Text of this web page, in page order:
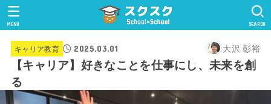
SEARCH
MENU
キャリア教育 2025.03.01 大沢 彰裕
【キャリア】好きなことを仕事にし、未来を創
る